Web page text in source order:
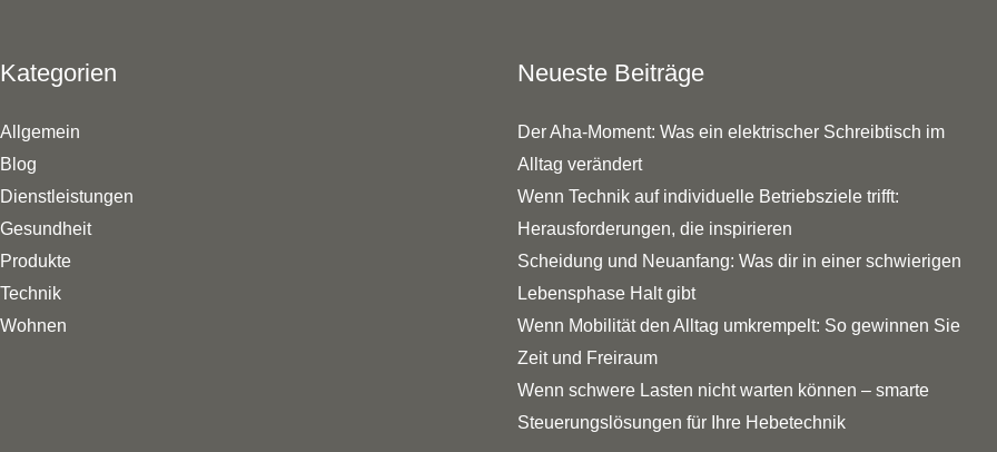
Kategorien
Allgemein
Blog
Dienstleistungen
Gesundheit
Produkte
Technik
Wohnen
Neueste Beiträge
Der Aha-Moment: Was ein elektrischer Schreibtisch im
Alltag verändert
Wenn Technik auf individuelle Betriebsziele trifft:
Herausforderungen, die inspirieren
Scheidung und Neuanfang: Was dir in einer schwierigen
Lebensphase Halt gibt
Wenn Mobilität den Alltag umkrempelt: So gewinnen Sie
Zeit und Freiraum
Wenn schwere Lasten nicht warten können – smarte
Steuerungslösungen für Ihre Hebetechnik